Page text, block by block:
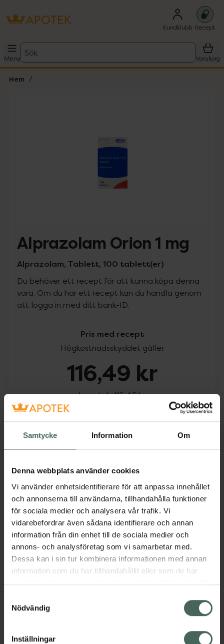
Samtycke Information Om
Denna webbplats använder cookies
Vi använder enhetsidentifierare för att anpassa innehållet
och annonserna till användarna, tillhandahålla funktioner
för sociala medier och analysera vår trafik. Vi
vidarebefordrar även sådana identifierare och annan
information från din enhet till de sociala medier och
annons- och analysföretag som vi samarbetar med.
Dessa kan i sin tur kombinera informationen med annan
information som du har tillhandahållit eller som de har
samlat in när du har använt deras tjänster. Samtycke till
återkalla ditt samtycke via webbplatsens
cookieinställningar. Ett återkallat samtycke påverkar inte
lagligheten av behandling som skett innan återkallelsen.
Nödvändig
Inställningar
Kundklubb Recept
Meny
Sök
Varukorg
Hem
Alprazolam Orion 1 mg
Alprazolam, Tablett, 100 tablett(er)
Du behöver ett recept för att kunna köpa denna
vara. Om du har ett recept kan du handla genom
att logga in med ditt bank-ID.
Pris med recept
Högkostnadsskyddet gäller
116,49 kr
I apotek:116,49 kr
Köp via ditt recept
Beskrivning Dölj
Läs alltid bipacksedeln innan
användning.
06432100034816